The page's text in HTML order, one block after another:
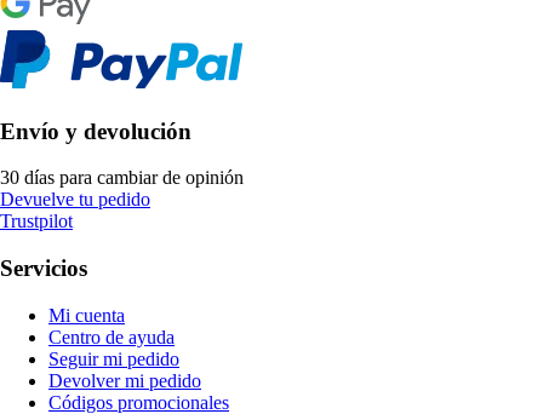
Envío y devolución
30 días para cambiar de opinión
Devuelve tu pedido
Trustpilot
Servicios
Mi cuenta
Centro de ayuda
Seguir mi pedido
Devolver mi pedido
Códigos promocionales